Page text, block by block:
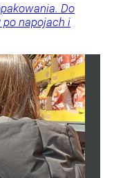
Do
napojach i